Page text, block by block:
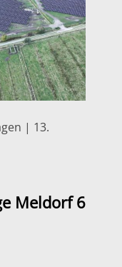
| 13.
Meldorf 6